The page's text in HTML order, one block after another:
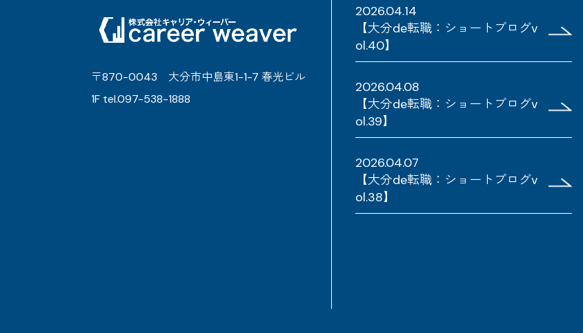
〒870-0043 大分市中島東1-1-7 春光ビル
1F tel.097-538-1888
2026.04.14
【大分de転職：ショートブログv
ol.40】
2026.04.08
【大分de転職：ショートブログv
ol.39】
2026.04.07
【大分de転職：ショートブログv
ol.38】